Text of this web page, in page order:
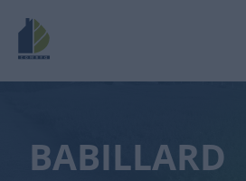
BABILLARD